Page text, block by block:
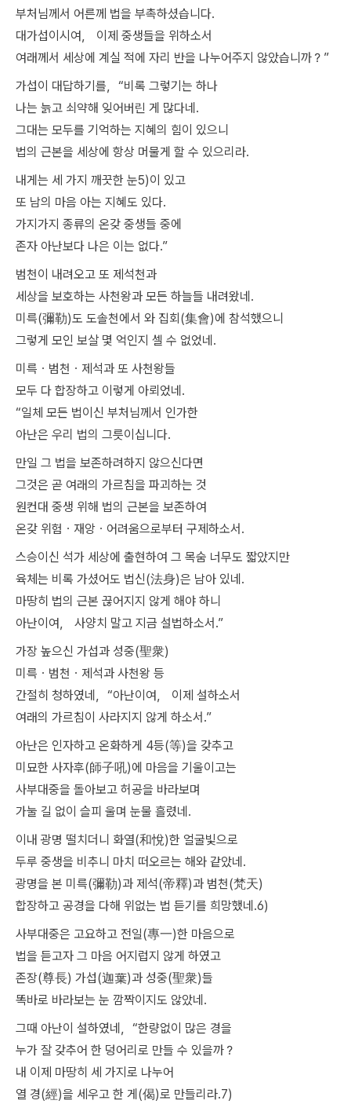
부처님께서 어른께 법을 부촉하셨습니다.
대가섭이시여， 이제 중생들을 위하소서
여래께서 세상에 계실 적에 자리 반을 나누어주지 않았습니까？”
가섭이 대답하기를，“비록 그렇기는 하나
나는 늙고 쇠약해 잊어버린 게 많다네.
그대는 모두를 기억하는 지혜의 힘이 있으니
법의 근본을 세상에 항상 머물게 할 수 있으리라.
내게는 세 가지 깨끗한 눈5)이 있고
또 남의 마음 아는 지혜도 있다.
가지가지 종류의 온갖 중생들 중에
존자 아난보다 나은 이는 없다.”
범천이 내려오고 또 제석천과
세상을 보호하는 사천왕과 모든 하늘들 내려왔네.
미륵(彌勒)도 도솔천에서 와 집회(集會)에 참석했으니
그렇게 모인 보살 몇 억인지 셀 수 없었네.
미륵ㆍ범천ㆍ제석과 또 사천왕들
모두 다 합장하고 이렇게 아뢰었네.
“일체 모든 법이신 부처님께서 인가한
아난은 우리 법의 그릇이십니다.
만일 그 법을 보존하려하지 않으신다면
그것은 곧 여래의 가르침을 파괴하는 것
원컨대 중생 위해 법의 근본을 보존하여
온갖 위험ㆍ재앙ㆍ어려움으로부터 구제하소서.
스승이신 석가 세상에 출현하여 그 목숨 너무도 짧았지만
육체는 비록 가셨어도 법신(法身)은 남아 있네.
마땅히 법의 근본 끊어지지 않게 해야 하니
아난이여， 사양치 말고 지금 설법하소서.”
가장 높으신 가섭과 성중(聖衆)
미륵ㆍ범천ㆍ제석과 사천왕 등
간절히 청하였네，“아난이여， 이제 설하소서
여래의 가르침이 사라지지 않게 하소서.”
아난은 인자하고 온화하게 4등(等)을 갖추고
미묘한 사자후(師子吼)에 마음을 기울이고는
사부대중을 돌아보고 허공을 바라보며
가눌 길 없이 슬피 울며 눈물 흘렸네.
이내 광명 떨치더니 화열(和悅)한 얼굴빛으로
두루 중생을 비추니 마치 떠오르는 해와 같았네.
광명을 본 미륵(彌勒)과 제석(帝釋)과 범천(梵天)
합장하고 공경을 다해 위없는 법 듣기를 희망했네.6)
사부대중은 고요하고 전일(專一)한 마음으로
법을 듣고자 그 마음 어지럽지 않게 하였고
존장(尊長) 가섭(迦葉)과 성중(聖衆)들
똑바로 바라보는 눈 깜짝이지도 않았네.
그때 아난이 설하였네，“한량없이 많은 경을
누가 잘 갖추어 한 덩어리로 만들 수 있을까？
내 이제 마땅히 세 가지로 나누어
열 경(經)을 세우고 한 게(偈)로 만들리라.7)